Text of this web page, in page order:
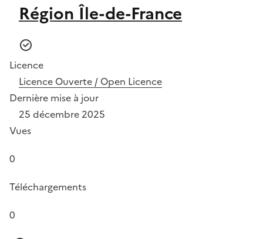
Région Île-de-France
Licence
Licence Ouverte / Open Licence
Dernière mise à jour
25 décembre 2025
Vues
0
Téléchargements
0